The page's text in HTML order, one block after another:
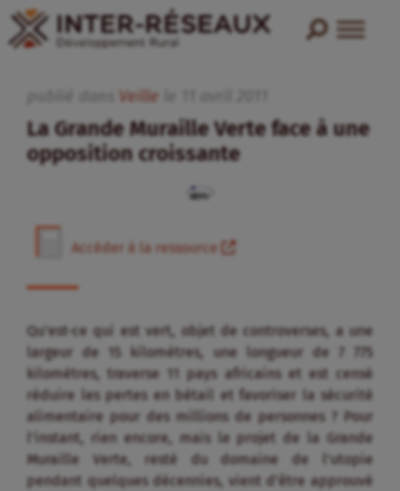
Veille
La Grande Muraille Verte face à une
opposition croissante
Accéder à la ressource
Qu’est-ce qui est vert, objet de controverses, a une
largeur de 15 kilomètres, une longueur de 7 775
kilomètres, traverse 11 pays africains et est censé
réduire les pertes en bétail et favoriser la sécurité
alimentaire pour des millions de personnes ? Pour
l’instant, rien encore, mais le projet de la Grande
Muraille Verte, resté du domaine de l’utopie
pendant quelques décennies, vient d’être approuvé